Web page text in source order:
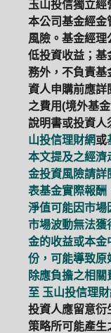
玉山投信獨立經
本公司基金經金
風險。基金經理
低投資收益；基
務外，不負責基
資人申購前應詳
之費用(境外基
說明書或投資人
山投信理財網或
本文提及之經濟
金投資風險請詳
表基金實際報酬
淨值可能因市場
市場波動無法獲
金的收益或本金
份，可能導致原
除應負擔之相
至 玉山投信理財
投資人應留意衍
策略所可能產生